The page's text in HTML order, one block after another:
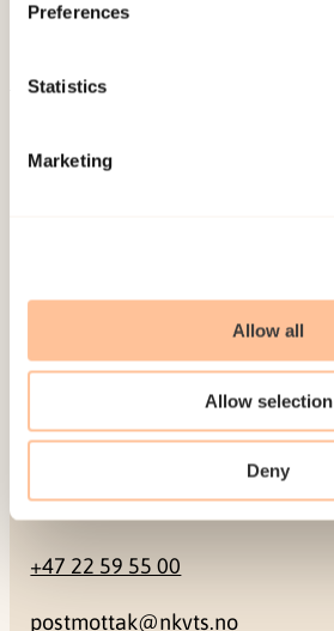
Preferences
Statistics
Marketing
Allow all
Allow selection
Deny
Projects
Mailing address
Contact
+47 22 59 55 00
postmottak@nkvts.no